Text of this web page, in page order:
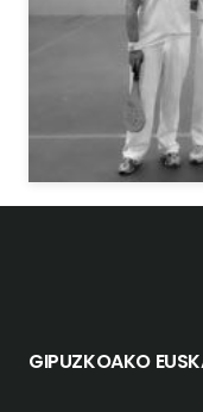
GIPUZKOAKO